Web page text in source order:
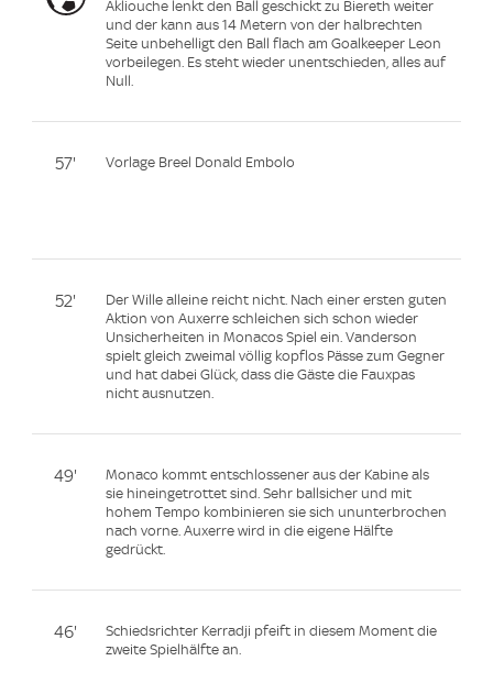
Akliouche lenkt den Ball geschickt zu Biereth weiter
und der kann aus 14 Metern von der halbrechten
Seite unbehelligt den Ball flach am Goalkeeper Leon
vorbeilegen. Es steht wieder unentschieden, alles auf
Null.
57' Vorlage Breel Donald Embolo
52'
Der Wille alleine reicht nicht. Nach einer ersten guten
Aktion von Auxerre schleichen sich schon wieder
Unsicherheiten in Monacos Spiel ein. Vanderson
spielt gleich zweimal völlig kopflos Pässe zum Gegner
und hat dabei Glück, dass die Gäste die Fauxpas
nicht ausnutzen.
49'
Monaco kommt entschlossener aus der Kabine als
sie hineingetrottet sind. Sehr ballsicher und mit
hohem Tempo kombinieren sie sich ununterbrochen
nach vorne. Auxerre wird in die eigene Hälfte
gedrückt.
46'
Schiedsrichter Kerradji pfeift in diesem Moment die
zweite Spielhälfte an.